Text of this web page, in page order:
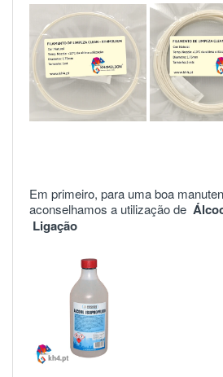
Em primeiro, para uma boa
aconselhamos a utilização de
Ligação